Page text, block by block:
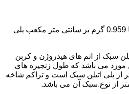
پلی اتیلن با دانسیته 0.941 تا 0.959 گرم بر سانتی متر مکعب پلی
سبک از اتم های هیدروژن و کربن
می باشد که طول زنجیره های
۵۰ بار بلندتر از پلی اتیلن سبک است و تراکم شاخه
از نوع.سبک آن می باشد.